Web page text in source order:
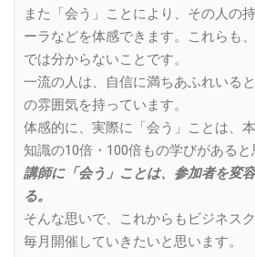
また「会う」ことにより、その人の
ーラなどを体感できます。これらも
では分からないことです。
一流の人は、自信に満ちあふれいる
の雰囲気を持っています。
体感的に、実際に「会う」ことは、
知識の10倍・100倍もの学びがあると
講師に「会う」ことは、参加者を変
る。
そんな思いで、これからもビジネス
毎月開催していきたいと思います。